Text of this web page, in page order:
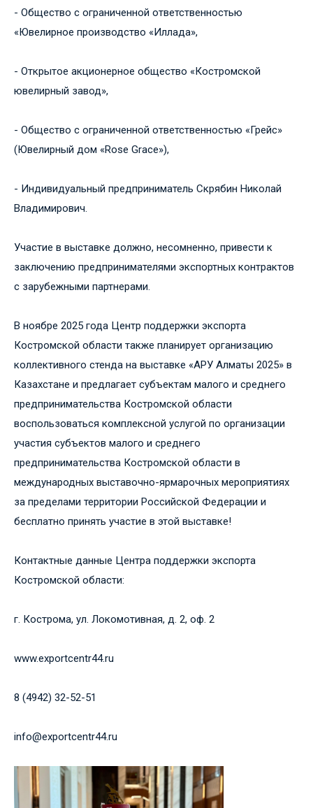
- Общество с ограниченной ответственностью
«Ювелирное производство «Иллада»,
- Открытое акционерное общество «Костромской
ювелирный завод»,
- Общество с ограниченной ответственностью «Грейс»
(Ювелирный дом «Rose Grace»),
- Индивидуальный предприниматель Скрябин Николай
Владимирович.
Участие в выставке должно, несомненно, привести к
заключению предпринимателями экспортных контрактов
с зарубежными партнерами.
В ноябре 2025 года Центр поддержки экспорта
Костромской области также планирует организацию
коллективного стенда на выставке «АРУ Алматы 2025» в
Казахстане и предлагает субъектам малого и среднего
предпринимательства Костромской области
воспользоваться комплексной услугой по организации
участия субъектов малого и среднего
предпринимательства Костромской области в
международных выставочно-ярмарочных мероприятиях
за пределами территории Российской Федерации и
бесплатно принять участие в этой выставке!
Контактные данные Центра поддержки экспорта
Костромской области:
г. Кострома, ул. Локомотивная, д. 2, оф. 2
www.exportcentr44.ru
8 (4942) 32-52-51
info@exportcentr44.ru